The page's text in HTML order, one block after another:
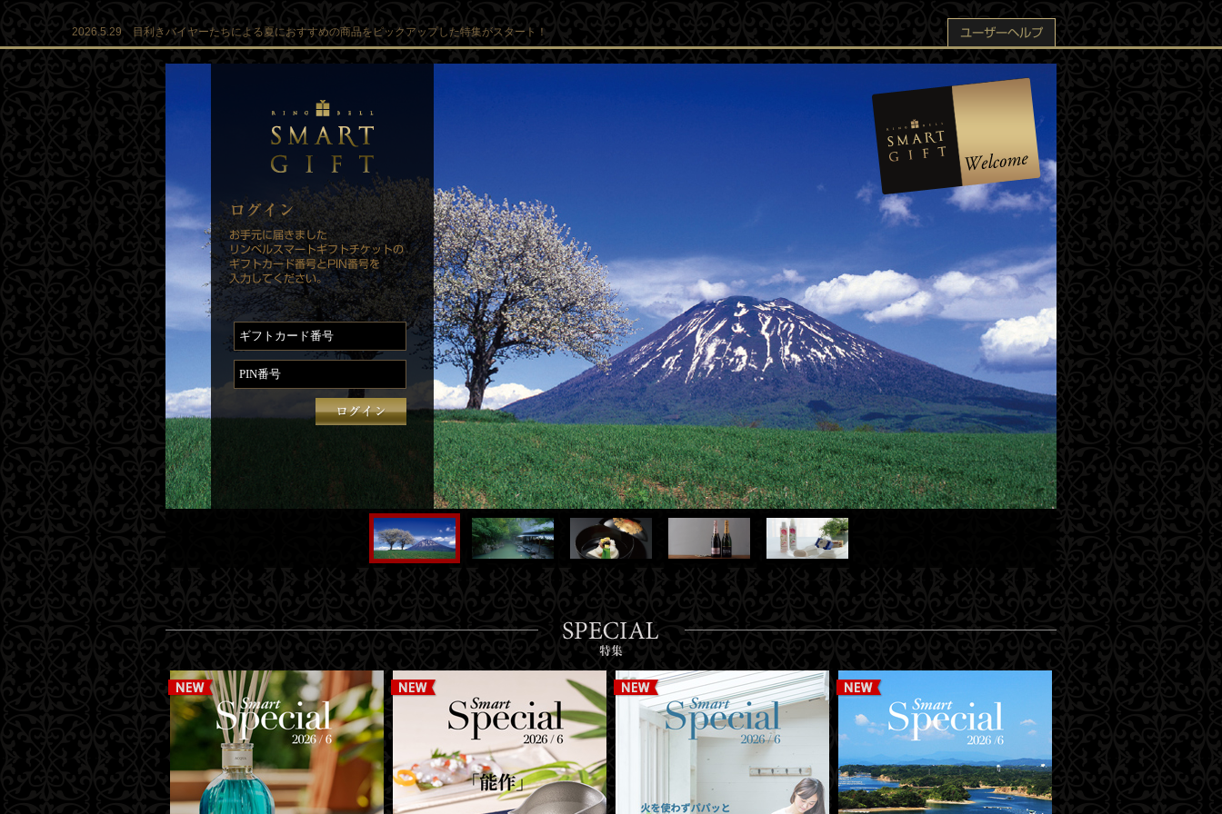
2026.5.29 目利きバイヤーたちによる夏におすすめの商品をピックアップした特集がスタート！
ログイン
お手元に届きました
リンベルスマートギフトチケットの
ギフトカード番号とPIN番号を
入力してください。
ユーザーヘルプ